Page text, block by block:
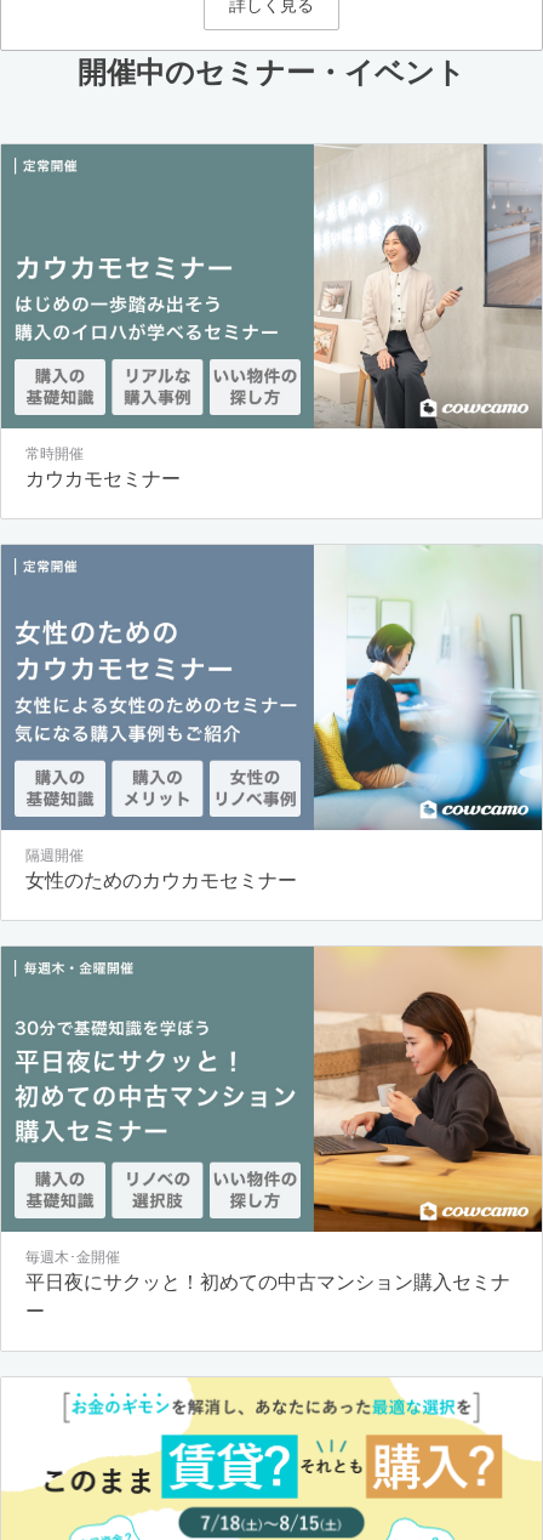
詳しく見る
開催中のセミナー・イベント
常時開催
カウカモセミナー
隔週開催
女性のためのカウカモセミナー
毎週木･金開催
平日夜にサクッと！初めての中古マンション購入セミナ
ー